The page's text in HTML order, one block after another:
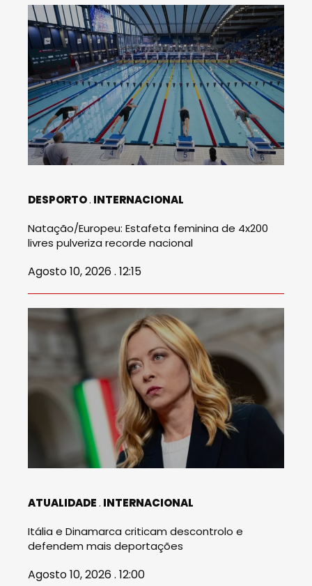
DESPORTO INTERNACIONAL
Natação/Europeu: Estafeta feminina de 4x200
livres pulveriza recorde nacional
Agosto 10, 2026 . 12:15
ATUALIDADE INTERNACIONAL
Itália e Dinamarca criticam descontrolo e
defendem mais deportações
Agosto 10, 2026 . 12:00